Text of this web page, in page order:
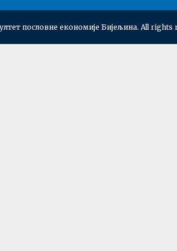
пословне економије Бијељина. All rights